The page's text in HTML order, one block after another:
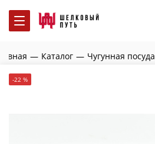
— Каталог — Чугунная посуда
-22 %